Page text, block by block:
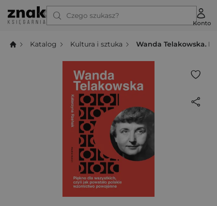
Czego szukasz?
Konto
Katalog Kultura i sztuka Wanda Telakowska.